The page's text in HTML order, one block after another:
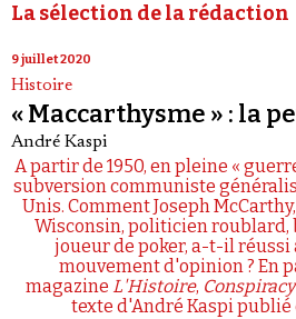
La sélection de la rédaction
9 juillet 2020
Histoire
« Maccarthysme » : la
André Kaspi
A partir de 1950, en pleine «
subversion communiste
Unis. Comment Joseph
Wisconsin, politicien roublard,
joueur de poker, a-t-il réussi
mouvement d'opinion ? En
magazine L'Histoire,
texte d'André Kaspi publié